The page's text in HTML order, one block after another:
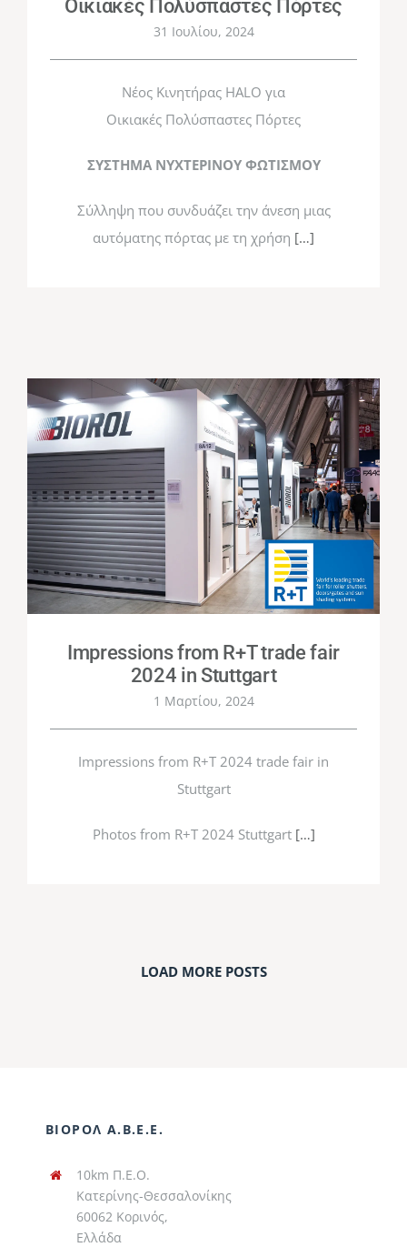
Οικιακές Πολύσπαστες Πόρτες
31 Ιουλίου, 2024
Νέος Κινητήρας HALO για
Οικιακές Πολύσπαστες Πόρτες
ΣΥΣΤΗΜΑ ΝΥΧΤΕΡΙΝΟΥ ΦΩΤΙΣΜΟΥ
Σύλληψη που συνδυάζει την άνεση μιας
αυτόματης πόρτας με τη χρήση […]
Impressions from R+T trade fair
2024 in Stuttgart
1 Μαρτίου, 2024
Impressions from R+T 2024 trade fair in
Stuttgart
Photos from R+T 2024 Stuttgart […]
LOAD MORE POSTS
ΒΙΟΡΟΛ Α.Β.Ε.Ε.
10km Π.Ε.Ο.
Κατερίνης-Θεσσαλονίκης
60062 Κορινός,
Ελλάδα